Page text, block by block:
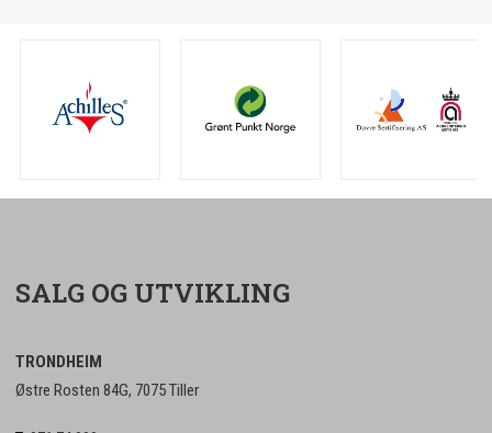
SALG OG UTVIKLING
TRONDHEIM
Østre Rosten 84G, 7075 Tiller